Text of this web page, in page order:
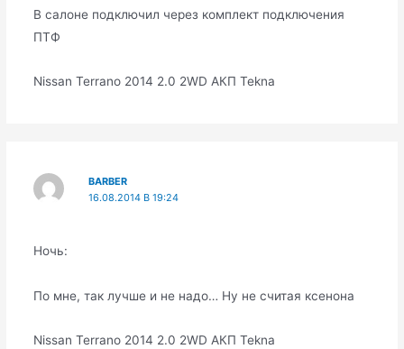
В салоне подключил через комплект подключения
ПТФ
Nissan Terrano 2014 2.0 2WD АКП Tekna
BARBER
16.08.2014 В 19:24
Ночь:
По мне, так лучше и не надо… Ну не считая ксенона
Nissan Terrano 2014 2.0 2WD АКП Tekna